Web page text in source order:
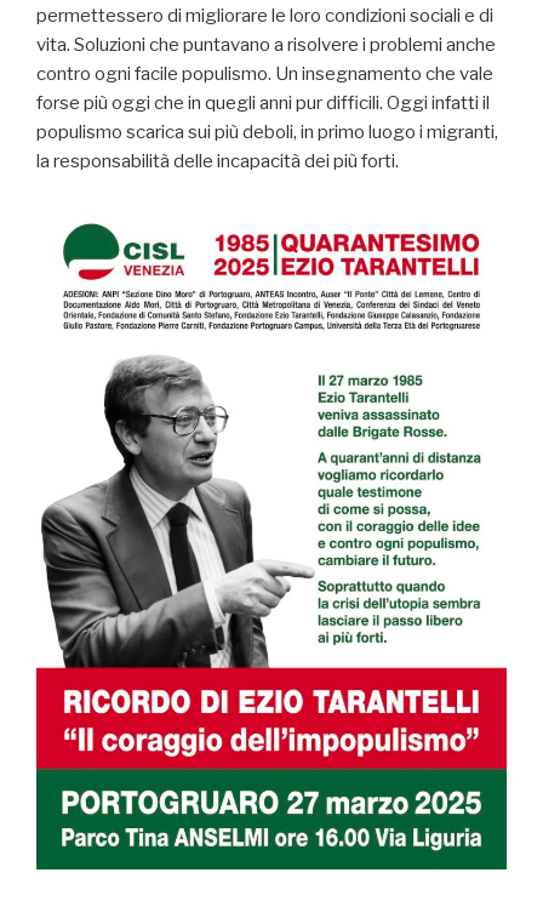
permettessero di migliorare le loro condizioni sociali e di
vita. Soluzioni che puntavano a risolvere i problemi anche
contro ogni facile populismo. Un insegnamento che vale
forse più oggi che in quegli anni pur difficili. Oggi infatti il
populismo scarica sui più deboli, in primo luogo i migranti,
la responsabilità delle incapacità dei più forti.